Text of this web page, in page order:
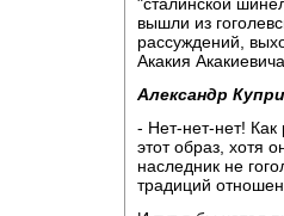
вышли из
рассуждений,
Акакия
Александр
- Нет-нет-нет!
этот образ, хотя
наследник не
традиций